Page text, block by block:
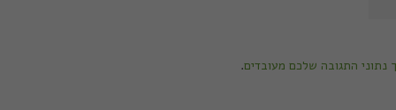
נתוני התגובה שלכם מעובדים.